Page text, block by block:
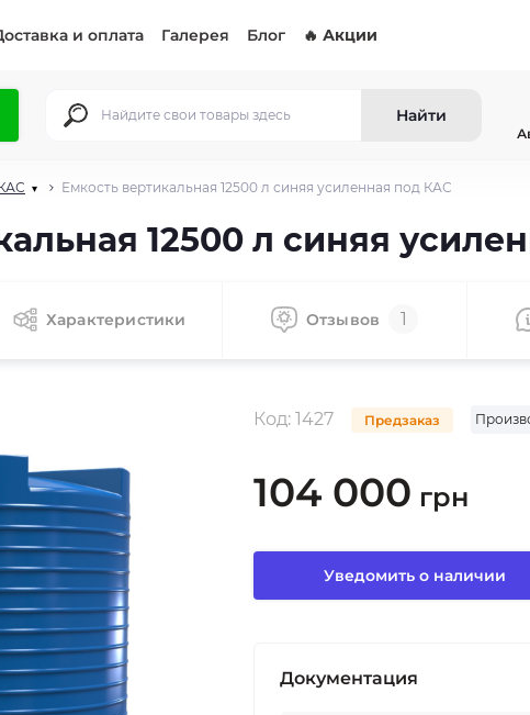
и оплата Галерея Блог 🔥 Акции
Найти
▾ Емкость вертикальная 12500 л синяя усиленная под КАС
12500 л синяя
Характеристики Отзывов 1
Код: 1427 Предзаказ
104 000 грн
Уведомить о наличии
Документация